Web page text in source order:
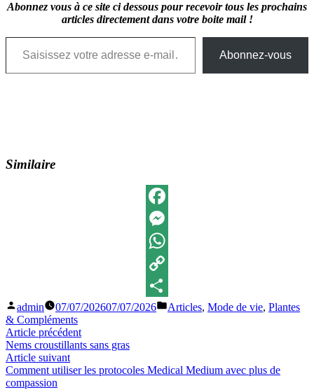
Abonnez vous à ce site ci dessous pour recevoir tous les prochains
articles directement dans votre boite mail !
Saisissez votre adresse e-mail…
Abonnez-vous
Similaire
Facebook
Messenger
WhatsApp
Copy
Link
Partager
Publié
par
admin 07/07/202607/07/2026
Publié
Articles, Mode de vie, Plantes
& Compléments
Navigation
de
l’article
Article précédentArticle
précédent :
Nems croustillants sans gras
Article suivantArticle
suivant
Comment utiliser les protocoles Medical Medium avec plus de
compassion